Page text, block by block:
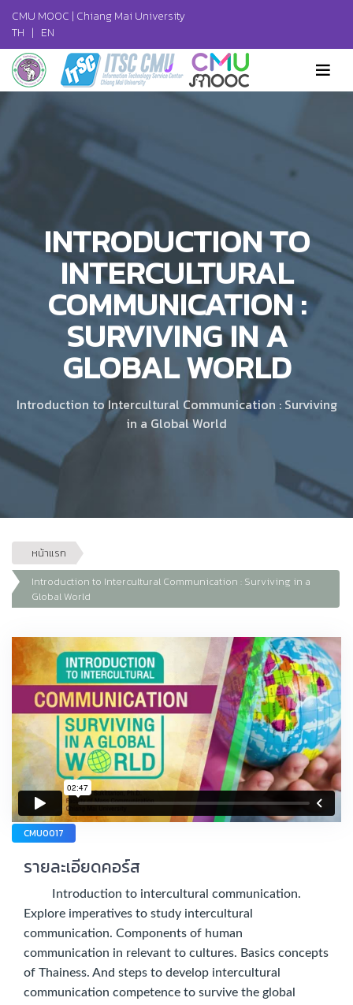
CMU MOOC | Chiang Mai University
TH | EN
INTRODUCTION TO
INTERCULTURAL
COMMUNICATION :
SURVIVING IN A
GLOBAL WORLD
Introduction to Intercultural Communication : Surviving
in a Global World
หน้าแรก
Introduction to Intercultural Communication : Surviving in a
Global World
CMU0017
รายละเอียดคอร์ส
Introduction to intercultural communication.
Explore imperatives to study intercultural
communication. Components of human
communication in relevant to cultures. Basics concepts
of Thainess. And steps to develop intercultural
communication competence to survive the global